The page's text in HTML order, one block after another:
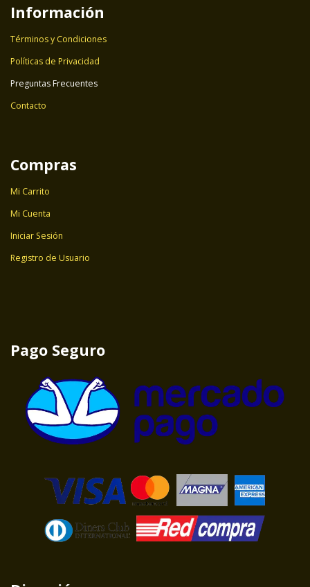
Información
Términos y Condiciones
Políticas de Privacidad
Preguntas Frecuentes
Contacto
Compras
Mi Carrito
Mi Cuenta
Iniciar Sesión
Registro de Usuario
Pago Seguro